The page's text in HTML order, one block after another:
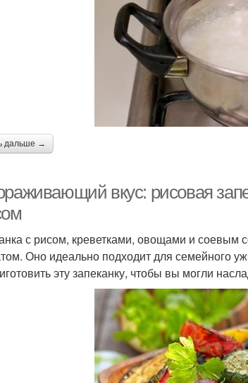
дальше →
вкус: рисовая
с рисом, креветками, овощами и соевым
Оно идеально подходит для семейного
эту запеканку, чтобы вы могли